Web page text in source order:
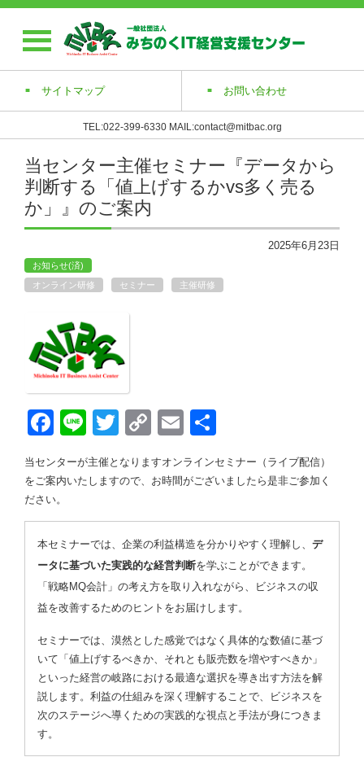
サイトマップ お問い合わせ
TEL:022-399-6330 MAIL:contact@mitbac.org
当センター主催セミナー『データから
判断する「値上げするかvs多く売る
か」』のご案内
2025年6月23日
お知らせ(済)
オンライン研修
セミナー 主催研修
Face Line Twitt Copy Emai
当センターが主催となりますオンラインセミナー（ライブ配信）
をご案内いたしますので、お時間がございましたら是非ご参加く
ださい。
本セミナーでは、企業の利益構造を分かりやすく理解し、 デ
ータに基づいた実践的な経営判断を学ぶことができます。
「戦略MQ会計」の考え方を取り入れながら、ビジネスの収
益を改善するためのヒントをお届けします。
セミナーでは、漠然とした感覚ではなく具体的な数値に基づ
いて「値上げするべきか、それとも販売数を増やすべきか」
といった経営の岐路における最適な選択を導き出す方法を解
説します。利益の仕組みを深く理解することで、ビジネスを
次のステージへ導くための実践的な視点と手法が身につきま
す。